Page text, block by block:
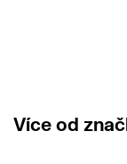
Více od